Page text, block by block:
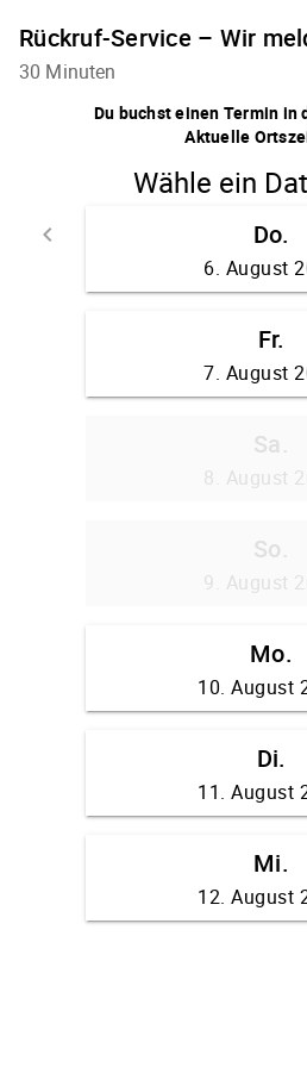
Rückruf-Service – Wir
30 Minuten
Du buchst einen Termin in
Aktuelle
Wähle ein
keyboard_arrow_left
Do.
6. August
Fr.
7. August
Sa.
8. August
So.
9. August
Mo.
10. August
Di.
11. August
Mi.
12. August